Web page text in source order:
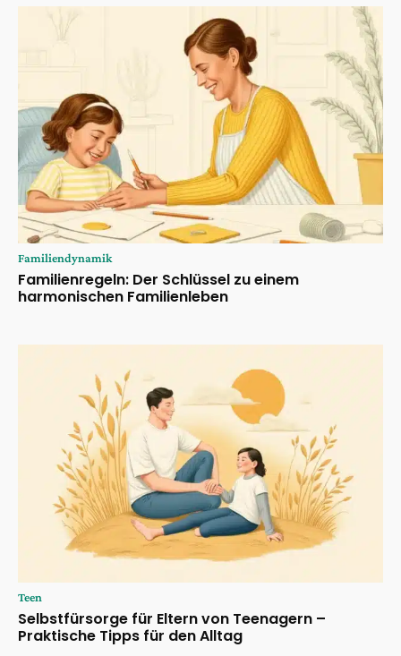
Familiendynamik
Familienregeln: Der Schlüssel zu einem
harmonischen Familienleben
Teen
Selbstfürsorge für Eltern von Teenagern –
Praktische Tipps für den Alltag